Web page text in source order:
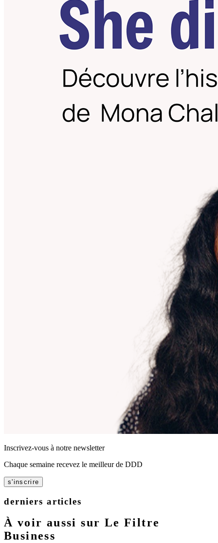
Inscrivez-vous à notre newsletter
Chaque semaine recevez le meilleur de DDD
s'inscrire
derniers articles
À voir aussi sur Le Filtre
Business